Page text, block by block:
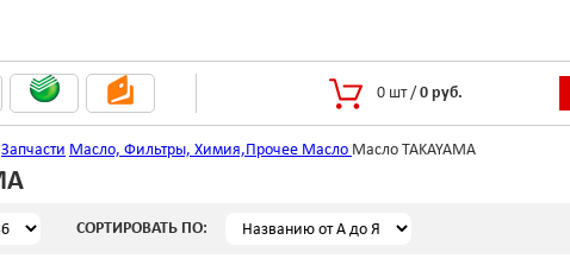
0 шт / 0 руб.
Запчасти Масло, Фильтры, Химия,Прочее Масло Масло TAKAYAMA
СОРТИРОВАТЬ ПО: